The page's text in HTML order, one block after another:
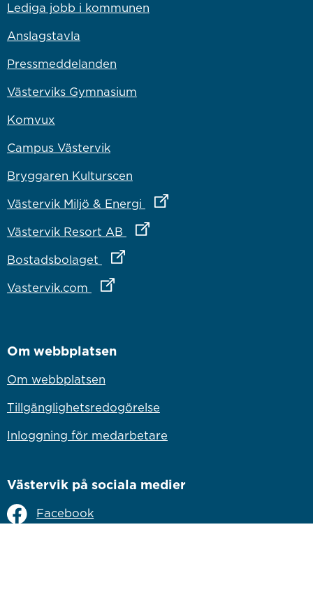
Lediga jobb i kommunen
Anslagstavla
Pressmeddelanden
Västerviks Gymnasium
Komvux
Campus Västervik
Bryggaren Kulturscen
Västervik Miljö & Energi
Länk till annan webbplats
Västervik Resort AB Länk till annan webbplats
Bostadsbolaget Länk till annan webbplats
Vastervik.com Länk till annan webbplats
Om webbplatsen
Om webbplatsen
Tillgänglighetsredogörelse
Inloggning för medarbetare
Västervik på sociala medier
Facebook